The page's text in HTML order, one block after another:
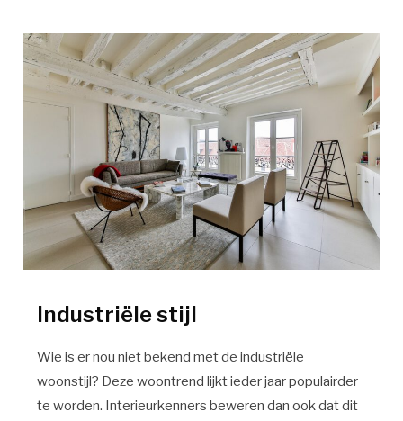
Industriële stijl
Wie is er nou niet bekend met de industriële
woonstijl? Deze woontrend lijkt ieder jaar populairder
te worden. Interieurkenners beweren dan ook dat dit